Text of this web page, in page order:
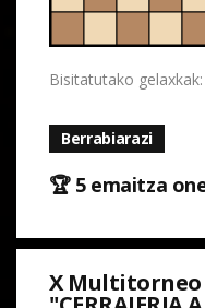
Bisitatutako
Berrabiarazi
🏆 5 emaitza
X Multitorneo